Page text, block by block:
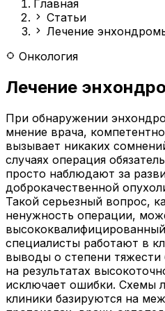
Главная
Статьи
Лечение
Онкология
Лечение
При обнаружении
мнение врача,
вызывает никаких
случаях операция
просто наблюдают за
доброкачественной
Такой серьезный вопрос,
ненужность операции,
специалисты работают в
выводы о степени
на результатах
исключает ошибки. Схемы
клиники базируются на